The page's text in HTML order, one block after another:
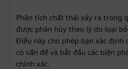
Phân tích chất thải xảy ra trong
được phân hủy theo lý do loại
Điều này cho phép bạn xác định
có vấn đề và bắt đầu các biện
chính xác.